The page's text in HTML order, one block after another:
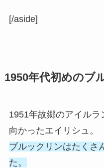
[/aside]
1950年代初めのブ
1951年故郷のアイル
向かったエイリシュ。
ブルックリンはたくさ
た。